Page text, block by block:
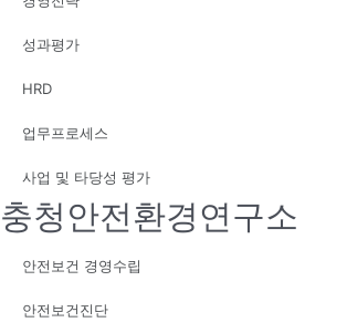
성과평가
HRD
업무프로세스
사업 및 타당성 평가
충청안전환경연구소
안전보건 경영수립
안전보건진단